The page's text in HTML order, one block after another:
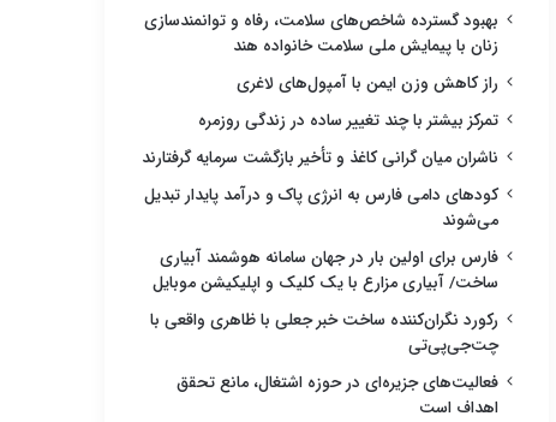
بهبود گسترده شاخص‌های سلامت، رفاه و توانمندسازی
زنان با پیمایش ملی سلامت خانواده هند
راز کاهش وزن ایمن با آمپول‌های لاغری
تمرکز بیشتر با چند تغییر ساده در زندگی روزمره
ناشران میان گرانی کاغذ و تأخیر بازگشت سرمایه گرفتارند
کودهای دامی فارس به انرژی پاک و درآمد پایدار تبدیل
می‌شوند
فارس برای اولین بار در جهان سامانه هوشمند آبیاری
ساخت/ آبیاری مزارع با یک کلیک و اپلیکیشن موبایل
رکورد نگران‌کننده ساخت خبر جعلی با ظاهری واقعی با
چت‌جی‌پی‌تی
فعالیت‌های جزیره‌ای در حوزه اشتغال، مانع تحقق
اهداف است